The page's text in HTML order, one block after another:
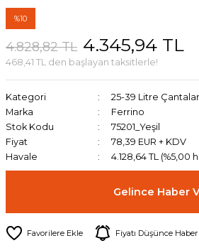
%10
4.828,82 TL 4.345,94 TL
468,41 TL den başlayan taksitlerle!
Kategori
25-39 Litre Çantalar
Marka
Ferrino
Stok Kodu
75201_Yeşil
Fiyat
78,39 EUR + KDV
Havale
4.128,64 TL (%5,00
Gelince Haber
Fiyatı Düşünce